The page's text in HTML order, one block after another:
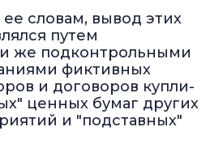
словам, вывод этих
путем
же подконтрольными
фиктивных
и договоров купли-
ценных бумаг других
и "подставных"